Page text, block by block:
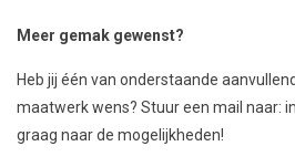
Meer gemak gewenst?
Heb jij één van onderstaande
maatwerk wens? Stuur een mail naar:
graag naar de mogelijkheden!